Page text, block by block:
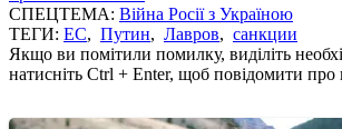
СПЕЦТЕМА: Війна Росії з Україною
ТЕГИ: ЕС, Путин, Лавров, санкции
Якщо ви помітили помилку, виділіть
натисніть Ctrl + Enter, щоб повідомити про